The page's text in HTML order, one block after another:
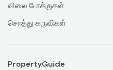
விலை போக்குகள்
சொத்து கருவிகள்
PropertyGuide